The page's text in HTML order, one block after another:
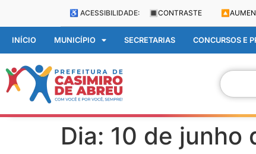
♿ ACESSIBILIDADE: 🔳 CONTRASTE 🔼
INÍCIO MUNICÍPIO SECRETARIAS CONCURSOS E
Dia: 10 de junho